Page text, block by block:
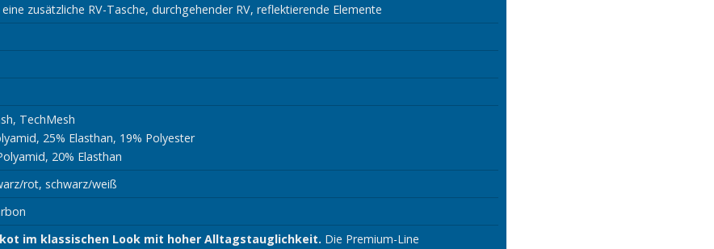
zusätzliche RV-Tasche, durchgehender RV, reflektierende Elemente
TechMesh
25% Elasthan, 19% Polyester
20% Elasthan
rot, schwarz/weiß
im klassischen Look mit hoher Alltagstauglichkeit. Die Premium-Line